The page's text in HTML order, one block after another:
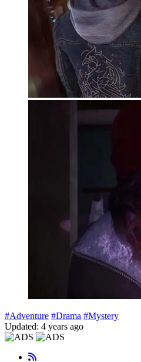
#Adventure #Drama #Mystery
Updated: 4 years ago